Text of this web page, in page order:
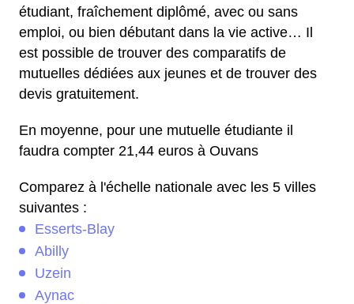
étudiant, fraîchement diplômé, avec ou sans
emploi, ou bien débutant dans la vie active… Il
est possible de trouver des comparatifs de
mutuelles dédiées aux jeunes et de trouver des
devis gratuitement.
En moyenne, pour une mutuelle étudiante il
faudra compter 21,44 euros à Ouvans
Comparez à l'échelle nationale avec les 5 villes
suivantes :
Esserts-Blay
Abilly
Uzein
Aynac